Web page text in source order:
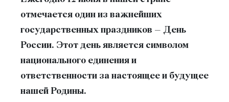
отмечается один из важнейших
государственных праздников – День
России. Этот день является символом
национального единения и
ответственности за настоящее и будущее
нашей Родины.